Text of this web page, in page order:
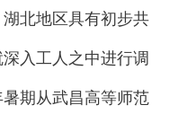
北地区具有初步共
入工人之中进行调
期从武昌高等师范